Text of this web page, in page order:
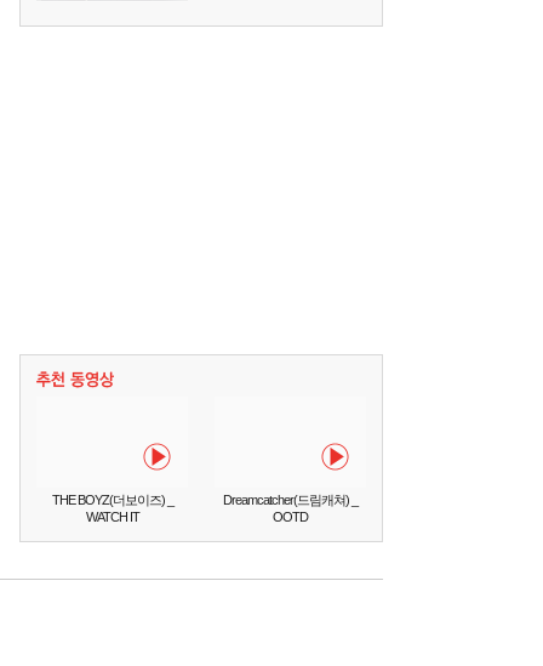
THE BOYZ(더보이즈) _
WATCH IT
Dreamcatcher(드림캐쳐) _
OOTD